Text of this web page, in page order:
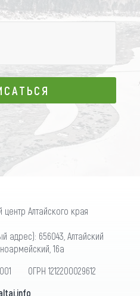
Алтайского края
адрес): 656043, Алтайский
16а
ОГРН 1212200029612